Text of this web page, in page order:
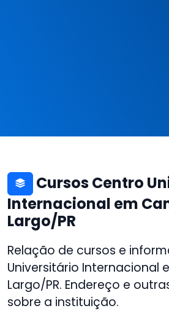
Cursos Centro
Internacional em
Largo/PR
Relação de cursos e
Universitário Internacional
Largo/PR. Endereço e
sobre a instituição.